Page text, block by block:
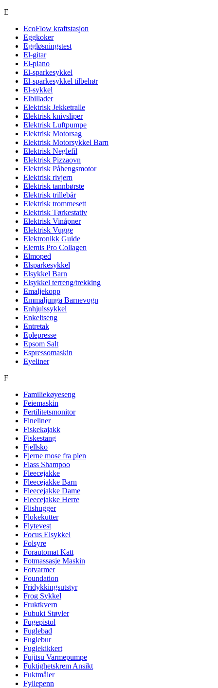
E
EcoFlow kraftstasjon
Eggkoker
Eggløsningstest
El-gitar
El-piano
El-sparkesykkel
El-sparkesykkel tilbehør
El-sykkel
Elbillader
Elektrisk Jekketralle
Elektrisk knivsliper
Elektrisk Luftpumpe
Elektrisk Motorsag
Elektrisk Motorsykkel Barn
Elektrisk Neglefil
Elektrisk Pizzaovn
Elektrisk Påhengsmotor
Elektrisk rivjern
Elektrisk tannbørste
Elektrisk trillebår
Elektrisk trommesett
Elektrisk Tørkestativ
Elektrisk Vinåpner
Elektrisk Vugge
Elektronikk Guide
Elemis Pro Collagen
Elmoped
Elsparkesykkel
Elsykkel Barn
Elsykkel terreng/trekking
Emaljekopp
Emmaljunga Barnevogn
Enhjulssykkel
Enkeltseng
Entretak
Eplepresse
Epsom Salt
Espressomaskin
Eyeliner
F
Familiekøyeseng
Feiemaskin
Fertilitetsmonitor
Fineliner
Fiskekajakk
Fiskestang
Fjellsko
Fjerne mose fra plen
Flass Shampoo
Fleecejakke
Fleecejakke Barn
Fleecejakke Dame
Fleecejakke Herre
Flishugger
Flokekutter
Flytevest
Focus Elsykkel
Folsyre
Forautomat Katt
Fotmassasje Maskin
Fotvarmer
Foundation
Fridykkingsutstyr
Frog Sykkel
Fruktkvern
Fubuki Støvler
Fugepistol
Fuglebad
Fuglebur
Fuglekikkert
Fujitsu Varmepumpe
Fuktighetskrem Ansikt
Fuktmåler
Fyllepenn